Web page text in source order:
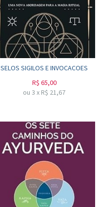
SELOS SIGILOS E INVOCACOES
R$ 65,00
ou 3 x R$ 21,67